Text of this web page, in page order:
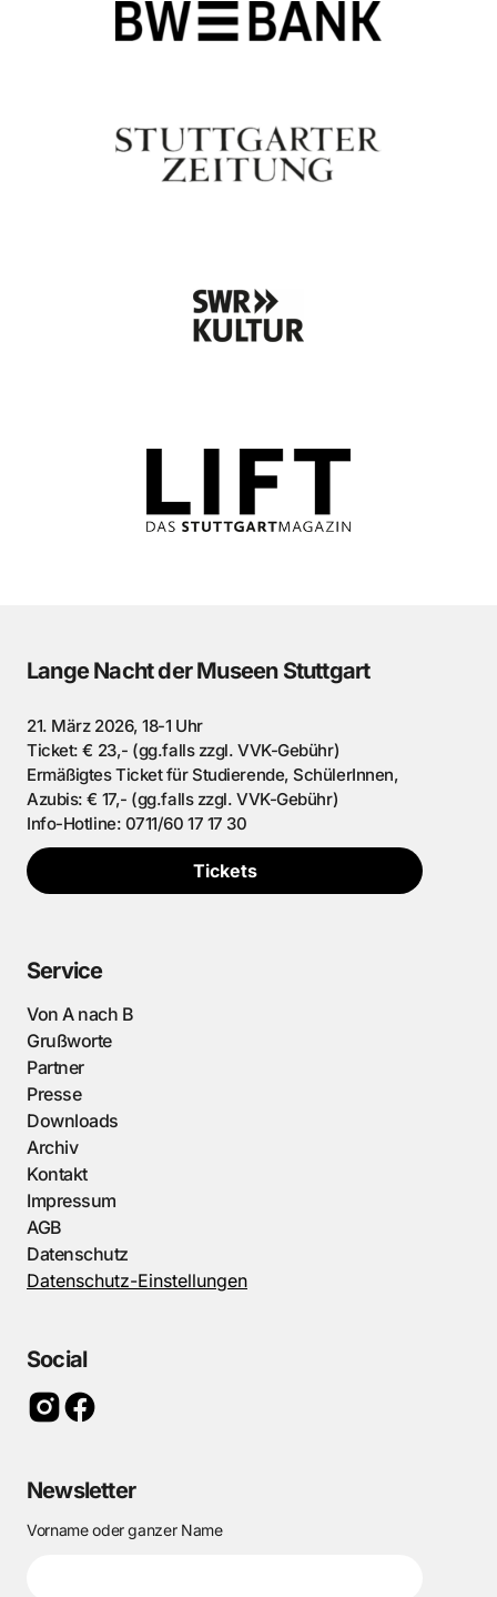
Lange Nacht der Museen Stuttgart
21. März 2026, 18-1 Uhr
Ticket: € 23,- (gg.falls zzgl. VVK-Gebühr)
Ermäßigtes Ticket für Studierende, SchülerInnen,
Azubis: € 17,- (gg.falls zzgl. VVK-Gebühr)
Info-Hotline: 0711/60 17 17 30
Tickets
Service
Von A nach B
Grußworte
Partner
Presse
Downloads
Archiv
Kontakt
Impressum
AGB
Datenschutz
Datenschutz-Einstellungen
Social
Newsletter
Vorname oder ganzer Name